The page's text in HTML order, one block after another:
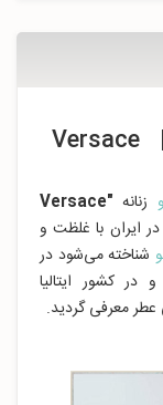
ورساچه برایت کریستال ابسولو | Versace
زنانه
"Versace
ایران با غلظت و
شناخته می‌شود در
و در کشور ایتالیا
عطر معرفی گردید.